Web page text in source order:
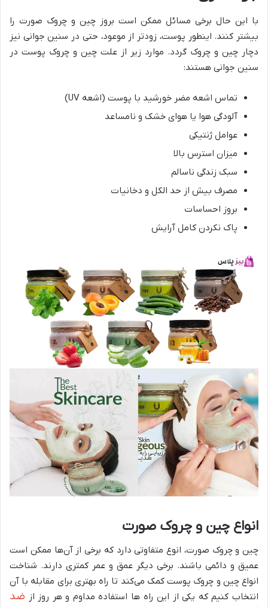
با این حال برخی مسائل ممکن است بروز چین و چروک صورت را
بیشتر کنند. اینطور پوست، زودتر از موعود، حتی در سنین جوانی نیز
دچار چین و چروک گردد. موارد زیر از علت چین و چروک پوست در
سنین جوانی هستند:
تماس اشعه مضر خورشید با پوست (اشعه UV)
آلودگی هوا یا هوای خشک و نامساعد
عوامل ژنتیکی
میزان استرس بالا
سبک زندگی ناسالم
مصرف بیش از حد الکل و دخانیات
بروز احساسات
پاک نکردن کامل آرایش
انواع چین و چروک صورت
چین و چروک صورت، انوع متفاوتی دارد که برخی از آن‌ها ممکن است
عمیق و دائمی باشند. برخی دیگر عمق و عمر کمتری دارند. شناخت
انواع چین و چروک پوست کمک می‌کند تا راه بهتری برای مقابله با آن
انتخاب کنیم که یکی از این راه ها استفاده مداوم و هر روز از ضد